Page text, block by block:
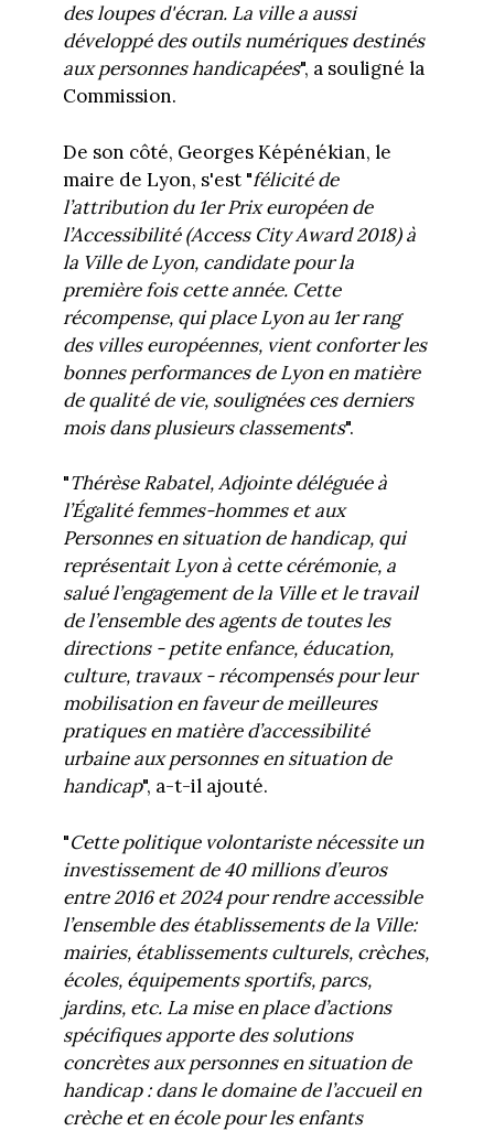
des loupes d'écran. La ville a aussi
développé des outils numériques destinés
aux personnes handicapées", a souligné la
Commission.
De son côté, Georges Képénékian, le
maire de Lyon, s'est "félicité de
l’attribution du 1er Prix européen de
l’Accessibilité (Access City Award 2018) à
la Ville de Lyon, candidate pour la
première fois cette année. Cette
récompense, qui place Lyon au 1er rang
des villes européennes, vient conforter les
bonnes performances de Lyon en matière
de qualité de vie, soulignées ces derniers
mois dans plusieurs classements".
"Thérèse Rabatel, Adjointe déléguée à
l’Égalité femmes-hommes et aux
Personnes en situation de handicap, qui
représentait Lyon à cette cérémonie, a
salué l’engagement de la Ville et le travail
de l’ensemble des agents de toutes les
directions - petite enfance, éducation,
culture, travaux - récompensés pour leur
mobilisation en faveur de meilleures
pratiques en matière d’accessibilité
urbaine aux personnes en situation de
handicap", a-t-il ajouté.
"Cette politique volontariste nécessite un
investissement de 40 millions d’euros
entre 2016 et 2024 pour rendre accessible
l’ensemble des établissements de la Ville:
mairies, établissements culturels, crèches,
écoles, équipements sportifs, parcs,
jardins, etc. La mise en place d’actions
spécifiques apporte des solutions
concrètes aux personnes en situation de
handicap : dans le domaine de l’accueil en
crèche et en école pour les enfants